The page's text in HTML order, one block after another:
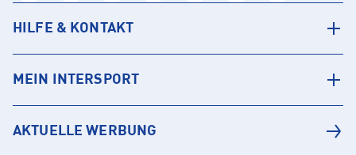
HILFE & KONTAKT
MEIN INTERSPORT
AKTUELLE WERBUNG